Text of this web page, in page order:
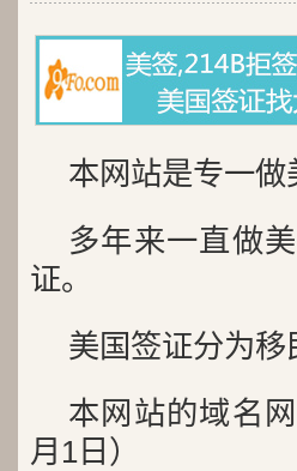
本网站是专一做
多年来一直做
证。
美国签证分为
本网站的域名
月1日）